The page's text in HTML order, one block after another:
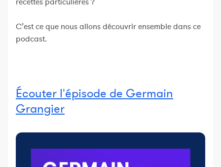
C’est ce que nous allons découvrir ensemble dans ce
podcast.
Écouter l'épisode de Germain
Grangier